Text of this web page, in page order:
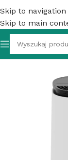
Skip to navigation
Skip to main
»Hybrydowy